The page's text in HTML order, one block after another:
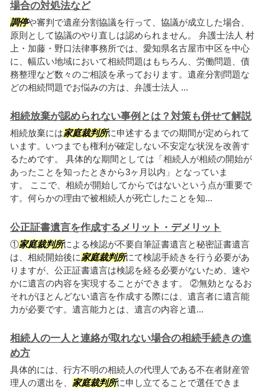
場合の対処法など
調停や審判で遺産分割協議を行って、協議が成立した場合、
原則として協議のやり直しは認められません。 弁護士法人 村
上・加藤・野口法律事務所では、愛知県名古屋市中区を中心
に、幅広い地域において相続問題はもちろん、労働問題、債
務整理など数々のご相談を承っております。遺産分割問題な
どの相続問題でお悩みの方は、弁護士法人 ...
相続放棄が認められない事例とは？対策も併せて解説
相続放棄には家庭裁判所に申述するまでの期間が定められて
います。いつまでも権利が確定しない不安定な状況を改善す
るためです。 具体的な期間としては「相続人が相続の開始が
あったことを知ったときから3ヶ月以内」となっていま
す。 ここで、相続が開始してからではないという点が重要で
す。何らかの理由で被相続人が死亡したことを知...
公正証書遺言を作成するメリット・デメリット
①家庭裁判所による検認が不要自筆証書遺言と秘密証書遺言
は、相続開始後に家庭裁判所にて検認手続きを行う必要があ
りますが、公正証書遺言は検認を経る必要がないため、速や
かに遺言の内容を実現することができます。 ②無効となるお
それがほとんどない遺言を作成する際には、遺言者に遺言能
力が必要です。遺言能力とは、遺言の内容と遺...
相続人の一人と連絡が取れない場合の相続手続きの進
め方
具体的には、行方不明の相続人の代理人である不在者財産管
理人の選出を、 家庭裁判所に申し立てることで選任できま